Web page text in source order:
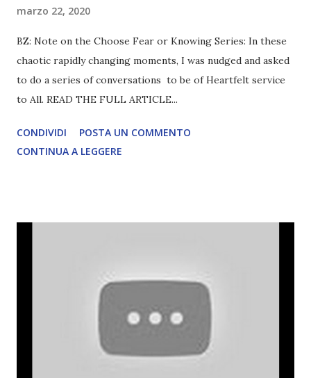
marzo 22, 2020
BZ: Note on the Choose Fear or Knowing Series: In these
chaotic rapidly changing moments, I was nudged and asked
to do a series of conversations to be of Heartfelt service
to All. READ THE FULL ARTICLE...
CONDIVIDI
POSTA UN COMMENTO
CONTINUA A LEGGERE